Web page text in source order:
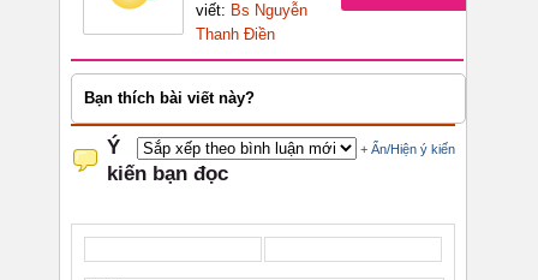
viết: Bs Nguyễn
Thanh Điền
Bạn thích bài viết này?